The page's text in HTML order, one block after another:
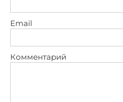
Email
Комментарий